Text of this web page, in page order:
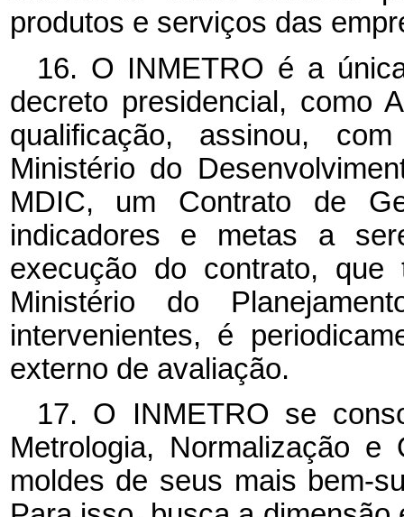
produtos e serviços das
16. O INMETRO é a
decreto presidencial, como
qualificação, assinou,
Ministério do
MDIC, um Contrato de
indicadores e metas a
execução do contrato,
Ministério do
intervenientes, é
externo de avaliação.
17. O INMETRO se
Metrologia, Normalização
moldes de seus mais bem-